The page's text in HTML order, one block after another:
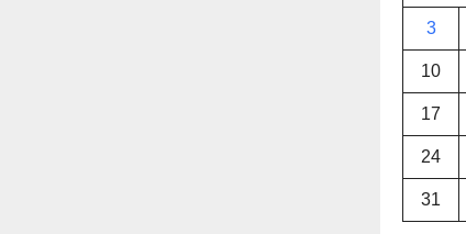
3
10
17
24
31